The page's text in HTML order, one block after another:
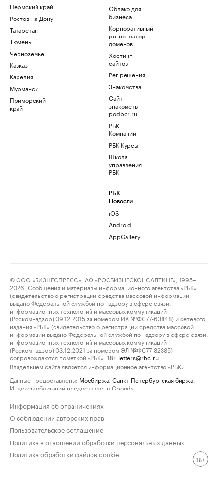
Пермский край
Ростов-на-Дону
Татарстан
Тюмень
Черноземье
Кавказ
Карелия
Мурманск
Приморский
край
Облако для
бизнеса
Корпоративный
регистратор
доменов
Хостинг
сайтов
Рег.решения
Знакомства
Сайт
знакомств
podbor.ru
РБК
Компании
РБК Курсы
Школа
управления
РБК
РБК
Новости
iOS
Android
AppGallery
© ООО «БИЗНЕСПРЕСС», АО «РОСБИЗНЕСКОНСАЛТИНГ», 1995–
2026. Сообщения и материалы информационного агентства «РБК»
(свидетельство о регистрации средства массовой информации
выдано Федеральной службой по надзору в сфере связи,
информационных технологий и массовых коммуникаций
(Роскомнадзор) 09.12.2015 за номером ИА №ФС77-63848) и сетевого
издания «РБК» (свидетельство о регистрации средства массовой
информации выдано Федеральной службой по надзору в сфере связи,
информационных технологий и массовых коммуникаций
(Роскомнадзор) 03.12.2021 за номером ЭЛ №ФС77-82385)
сопровождаются пометкой «РБК».
18+ letters@rbc.ru
Владельцем сайта является информационное агентство «РБК».
Данные предоставлены: Мосбиржа Санкт-Петербургская биржа
Индексы облигаций предоставлены Cbonds.
Информация об ограничениях
О соблюдении авторских прав
Пользовательское соглашение
Политика в отношении обработки персональных данных
Политика обработки файлов cookie
18+